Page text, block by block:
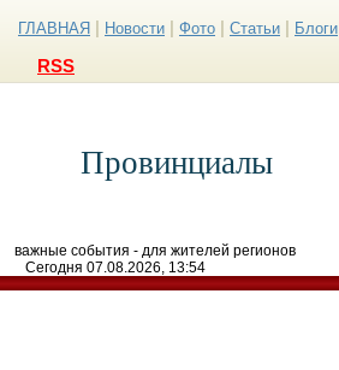
ГЛАВНАЯ Новости Фото Статьи Блоги
RSS
Провинциалы
важные события - для жителей регионов
Сегодня 07.08.2026, 13:54